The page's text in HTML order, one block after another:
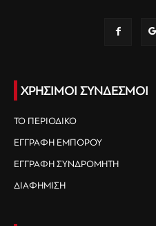
ΧΡΗΣΙΜΟΙ ΣΥΝΔΕΣΜΟΙ
ΤΟ ΠΕΡΙΟΔΙΚΟ
ΕΓΓΡΑΦΗ ΕΜΠΟΡΟΥ
ΕΓΓΡΑΦΗ ΣΥΝΔΡΟΜΗΤΗ
ΔΙΑΦΗΜΙΣΗ